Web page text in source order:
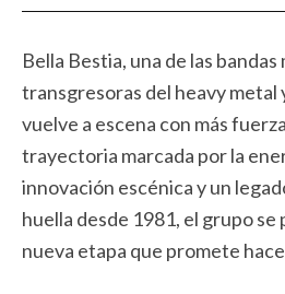
Bella Bestia, una de las
transgresoras del heavy metal
vuelve a escena con más
trayectoria marcada por la
innovación escénica y un
huella desde 1981, el grupo se
nueva etapa que promete